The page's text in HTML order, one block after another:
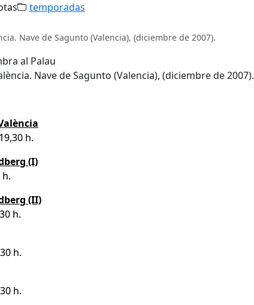
temporadas
Nave de Sagunto (Valencia), (diciembre de 2007).
Nave de Sagunto (Valencia), (diciembre de 2007).
h.
(I)
h.
(II)
h.
h.
h.